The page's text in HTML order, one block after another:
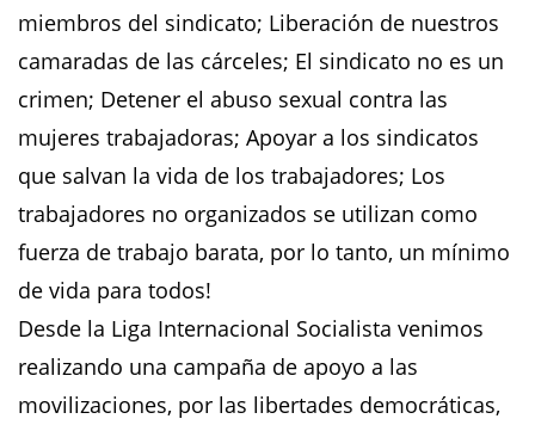
miembros del sindicato; Liberación de nuestros
camaradas de las cárceles; El sindicato no es un
crimen; Detener el abuso sexual contra las
mujeres trabajadoras; Apoyar a los sindicatos
que salvan la vida de los trabajadores; Los
trabajadores no organizados se utilizan como
fuerza de trabajo barata, por lo tanto, un mínimo
de vida para todos!
Desde la Liga Internacional Socialista venimos
realizando una campaña de apoyo a las
movilizaciones, por las libertades democráticas,